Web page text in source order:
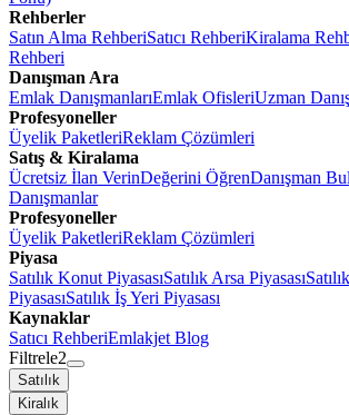
Rehberler
Satın Alma RehberiSatıcı RehberiKiralama
Rehberi
Danışman Ara
Emlak DanışmanlarıEmlak OfisleriUzman
Profesyoneller
Üyelik PaketleriReklam Çözümleri
Satış & Kiralama
Ücretsiz İlan VerinDeğerini ÖğrenDanışman Bul
Danışmanlar
Profesyoneller
Üyelik PaketleriReklam Çözümleri
Piyasa
Satılık Konut PiyasasıSatılık Arsa Piyasası
PiyasasıSatılık İş Yeri Piyasası
Kaynaklar
Satıcı RehberiEmlakjet Blog
Filtrele2
Satılık
Kiralık